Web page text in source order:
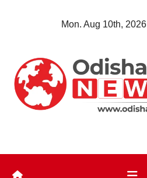
Mon. Aug 10th, 2026